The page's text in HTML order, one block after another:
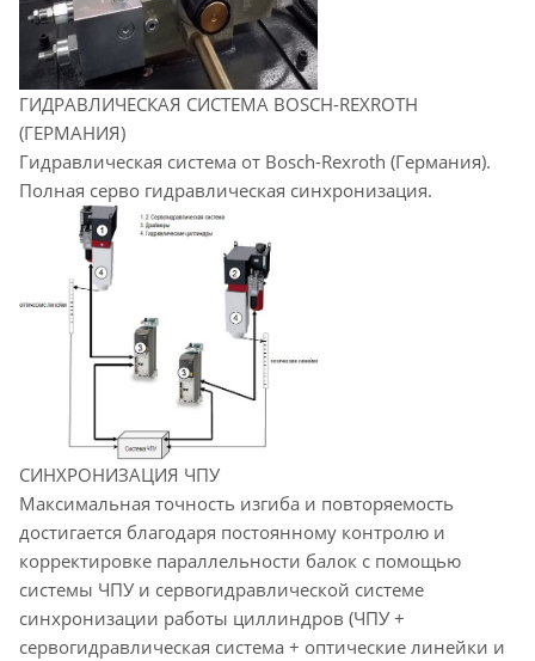
ГИДРАВЛИЧЕСКАЯ СИСТЕМА BOSCH-REXROTH
(ГЕРМАНИЯ)
Гидравлическая система от Bosch-Rexroth (Германия).
Полная серво гидравлическая синхронизация.
СИНХРОНИЗАЦИЯ ЧПУ
Максимальная точность изгиба и повторяемость
достигается благодаря постоянному контролю и
корректировке параллельности балок с помощью
системы ЧПУ и сервогидравлической системе
синхронизации работы циллиндров (ЧПУ +
сервогидравлическая система + оптические линейки и